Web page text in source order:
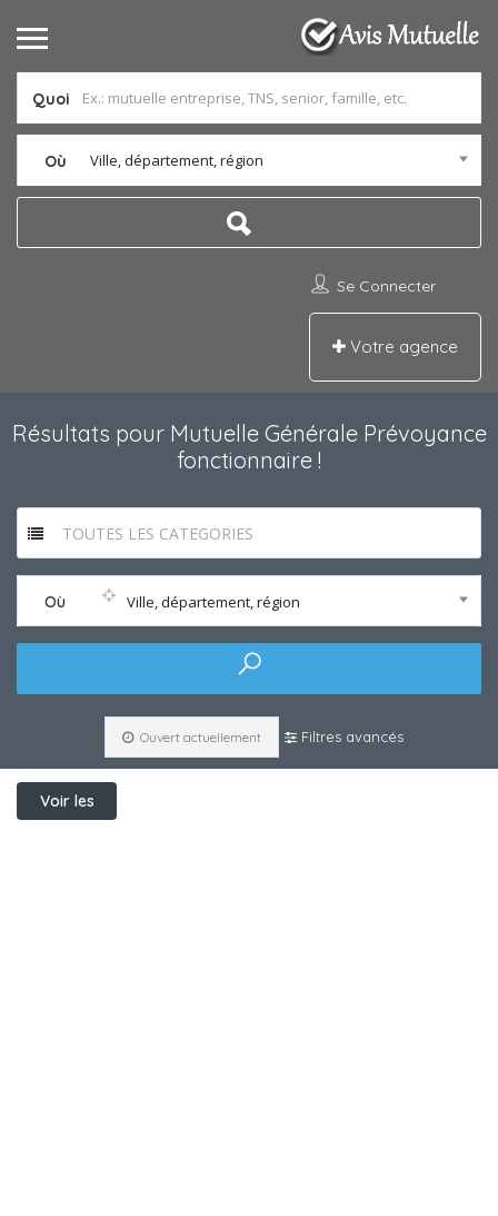
Quoi
Où Ville, département, région
Se Connecter
Votre agence
Résultats pour Mutuelle Générale Prévoyance
fonctionnaire !
TOUTES LES CATEGORIES
Où Ville, département, région
Ouvert actuellement Filtres avancés
Voir les